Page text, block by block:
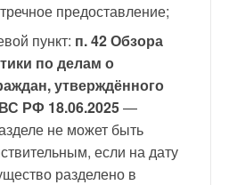
предоставление;
пункт: п. 42 Обзора
по делам о
утверждённого
РФ 18.06.2025—
не может быть
если на дату
разделено в